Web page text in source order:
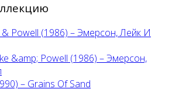
& Powell (1986) ‎– Эмерсон, Лейк И
– Grains Of Sand